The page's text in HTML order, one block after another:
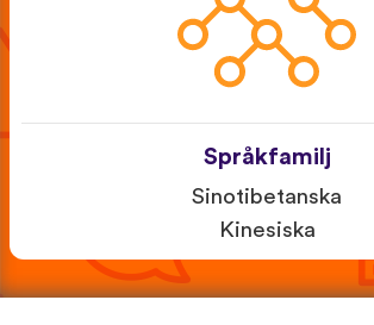
Språkfamilj
Sinotibetanska
Kinesiska